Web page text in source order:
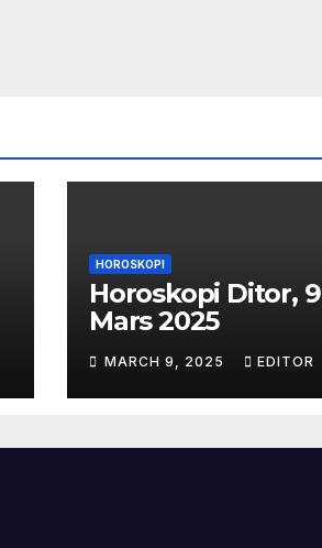
HOROSKOPI
Horoskopi Ditor, 9
Mars 2025
MARCH 9, 2025 EDITOR